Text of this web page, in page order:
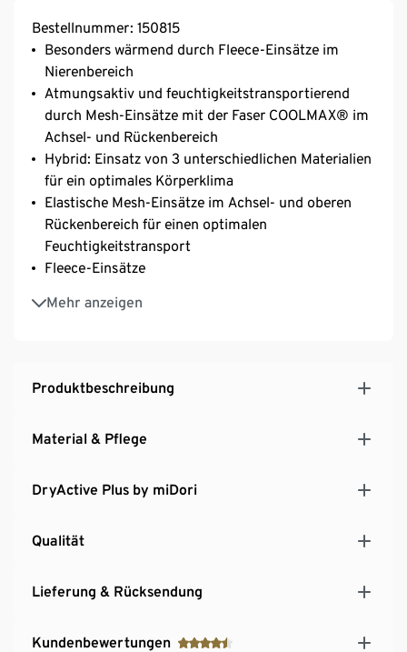
Bestellnummer: 150815
Besonders wärmend durch Fleece-Einsätze im
Nierenbereich
Atmungsaktiv und feuchtigkeitstransportierend
durch Mesh-Einsätze mit der Faser COOLMAX® im
Achsel- und Rückenbereich
Hybrid: Einsatz von 3 unterschiedlichen Materialien
für ein optimales Körperklima
Elastische Mesh-Einsätze im Achsel- und oberen
Rückenbereich für einen optimalen
Feuchtigkeitstransport
Fleece-Einsätze
Mehr anzeigen
Optimale Wärmeisolierung durch weich angeraute
Innenseite – ideale Herrenunterwäsche für
Extraflache Nähte
Mit Elasthan: formbeständig, perfekter Sitz bei
Mit DryActive Plus-Ausrüstung
Produktbeschreibung
Material & Pflege
DryActive Plus by miDori
Qualität
Lieferung & Rücksendung
Kundenbewertungen